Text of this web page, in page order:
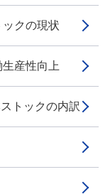
クの現状
産性向上
トックの内訳